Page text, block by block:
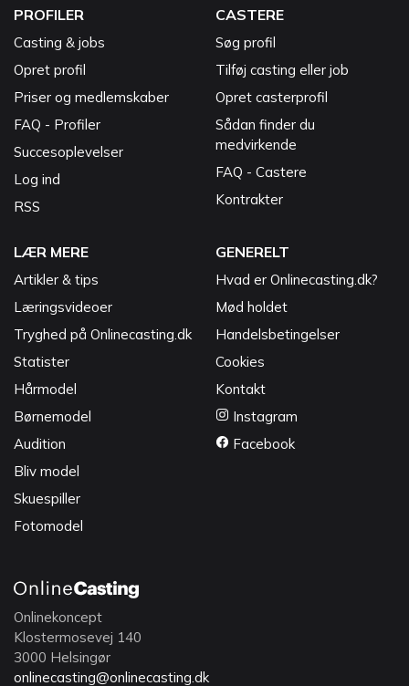
PROFILER
Casting & jobs
Opret profil
Priser og medlemskaber
FAQ - Profiler
Succesoplevelser
Log ind
RSS
CASTERE
Søg profil
Tilføj casting eller job
Opret casterprofil
Sådan finder du
medvirkende
FAQ - Castere
Kontrakter
LÆR MERE
Artikler & tips
Læringsvideoer
Tryghed på Onlinecasting.dk
Statister
Hårmodel
Børnemodel
Audition
Bliv model
Skuespiller
Fotomodel
GENERELT
Hvad er Onlinecasting.dk?
Mød holdet
Handelsbetingelser
Cookies
Kontakt
Instagram
Facebook
Onlinekoncept
Klostermosevej 140
3000 Helsingør
onlinecasting@onlinecasting.dk